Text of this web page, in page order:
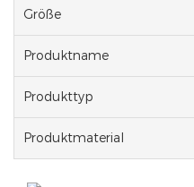
Größe
Produktname
Produkttyp
Produktmaterial